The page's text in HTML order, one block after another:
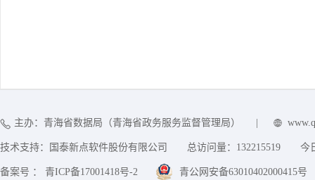
主办：青海省数据局（青海省政务服务监督管理局）
技术支持：国泰新点软件股份有限公司 总访问量： 132215519 今
备案号 ： 青ICP备17001418号-2 青公网安备63010402000415号